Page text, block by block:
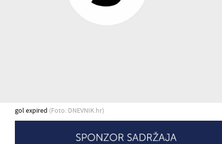
gol expired (Foto: DNEVNIK.hr)